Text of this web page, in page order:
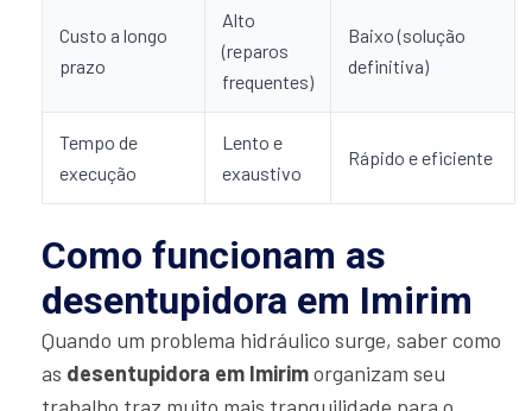
Custo a longo
prazo
Alto
(reparos
frequentes)
Baixo (solução
definitiva)
Tempo de
execução
Lento e
exaustivo
Rápido e eficiente
Como funcionam as
desentupidora em Imirim
Quando um problema hidráulico surge, saber como
as desentupidora em Imirimorganizam seu